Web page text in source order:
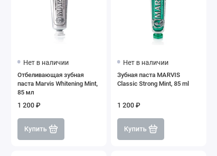
Нет в наличии
Отбеливающая зубная
паста Marvis Whitening Mint,
85 мл
1 200 ₽
Купить
Нет в наличии
Зубная паста MARVIS
Classic Strong Mint, 85 ml
1 200 ₽
Купить